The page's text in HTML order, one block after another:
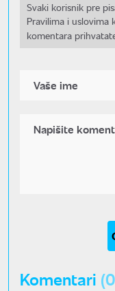
Svaki korisnik pre
Pravilima i uslovima
komentara
Komentari